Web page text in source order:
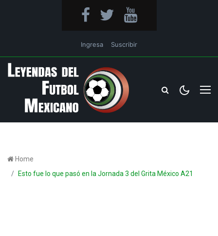
Ingresa Suscribir
Home
Esto fue lo que pasó en la Jornada 3 del Grita México A21